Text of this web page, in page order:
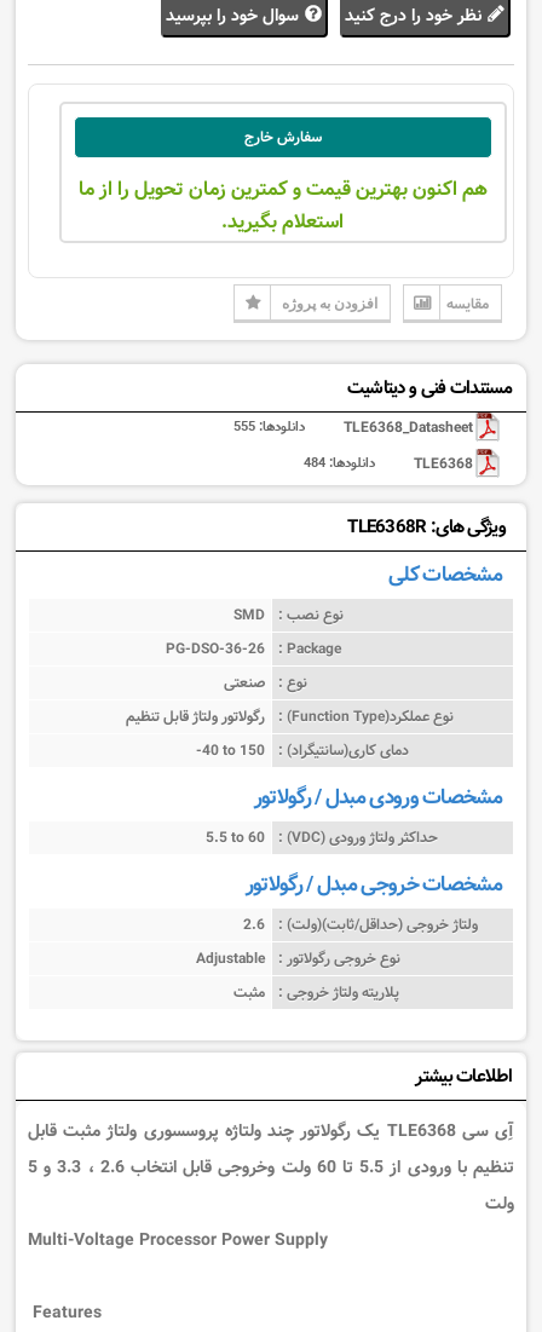
نظر خود را درج کنید سوال خود را بپرسید
سفارش خارج
هم اکنون بهترین قیمت و کمترین زمان تحویل را از ما
استعلام بگیرید.
مقایسه افزودن به پروژه
مستندات فنی و دیتاشیت
TLE6368_Datasheet دانلودها: 555
TLE6368 دانلودها: 484
ویژگی های: TLE6368R
مشخصات کلی
نوع نصب : SMD
Package :
PG-DSO-36-26
نوع : صنعتی
نوع عملکرد(Function Type) :
رگولاتور ولتاژ قابل تنظیم
دمای کاری(سانتیگراد) : -40 to 150
مشخصات ورودی مبدل / رگولاتور
حداکثر ولتاژ ورودی (VDC) : 5.5 to 60
مشخصات خروجی مبدل / رگولاتور
ولتاژ خروجی (حداقل/ثابت)(ولت) : 2.6
نوع خروجی رگولاتور : Adjustable
پلاریته ولتاژ خروجی : مثبت
اطلاعات بیشتر
آِی سی TLE6368 یک رگولاتور چند ولتاژه پروسسوری ولتاژ مثبت قابل
تنظیم با ورودی از 5.5 تا 60 ولت وخروجی قابل انتخاب 2.6 ، 3.3 و 5
ولت
Multi-Voltage Processor Power Supply
Features